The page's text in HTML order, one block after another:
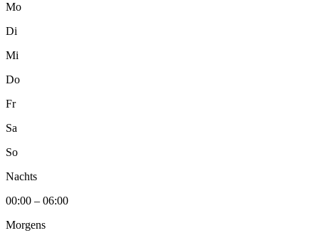
Mo
Di
Mi
Do
Fr
Sa
So
Nachts
00:00 – 06:00
Morgens